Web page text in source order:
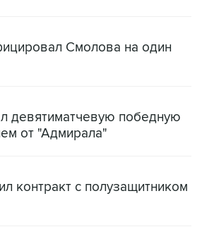
Смолова на один
девятиматчевую победную
от "Адмирала"
контракт с полузащитником